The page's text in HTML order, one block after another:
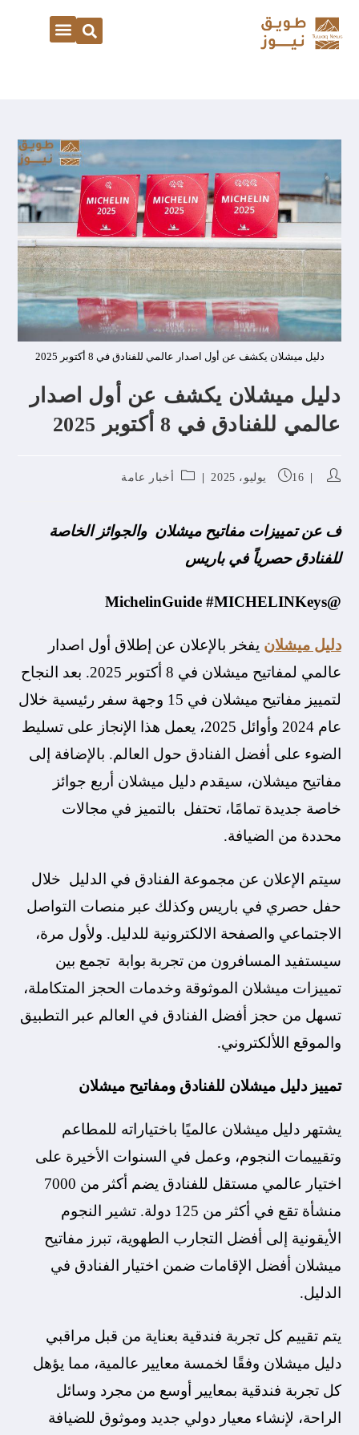
دليل ميشلان يكشف عن أول اصدار عالمي للفنادق في 8 أكتوبر 2025
دليل ميشلان يكشف عن أول اصدار
عالمي للفنادق في 8 أكتوبر 2025
16 يوليو، 2025 أخبار عامة
ف عن تمييزات مفاتيح ميشلان والجوائز الخاصة
للفنادق حصرياً في باريس
@MichelinGuide #MICHELINKeys
دليل ميشلان يفخر بالإعلان عن إطلاق أول اصدار
عالمي لمفاتيح ميشلان في 8 أكتوبر 2025. بعد النجاح
لتمييز مفاتيح ميشلان في 15 وجهة سفر رئيسية خلال
عام 2024 وأوائل 2025، يعمل هذا الإنجاز على تسليط
الضوء على أفضل الفنادق حول العالم. بالإضافة إلى
مفاتيح ميشلان، سيقدم دليل ميشلان أربع جوائز
خاصة جديدة تمامًا، تحتفل بالتميز في مجالات
محددة من الضيافة.
سيتم الإعلان عن مجموعة الفنادق في الدليل خلال
حفل حصري في باريس وكذلك عبر منصات التواصل
الاجتماعي والصفحة الالكترونية للدليل. ولأول مرة،
سيستفيد المسافرون من تجربة بوابة تجمع بين
تمييزات ميشلان الموثوقة وخدمات الحجز المتكاملة،
تسهل من حجز أفضل الفنادق في العالم عبر التطبيق
والموقع اللألكتروني.
تمييز دليل ميشلان للفنادق ومفاتيح ميشلان
يشتهر دليل ميشلان عالميًا باختياراته للمطاعم
وتقييمات النجوم، وعمل في السنوات الأخيرة على
اختيار عالمي مستقل للفنادق يضم أكثر من 7000
منشأة تقع في أكثر من 125 دولة. تشير النجوم
الأيقونية إلى أفضل التجارب الطهوية، تبرز مفاتيح
ميشلان أفضل الإقامات ضمن اختيار الفنادق في
الدليل.
يتم تقييم كل تجربة فندقية بعناية من قبل مراقبي
دليل ميشلان وفقًا لخمسة معايير عالمية، مما يؤهل
كل تجربة فندقية بمعايير أوسع من مجرد وسائل
الراحة، لإنشاء معيار دولي جديد وموثوق للضيافة